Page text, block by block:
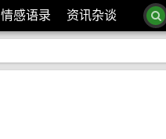
情感语录 资讯杂谈